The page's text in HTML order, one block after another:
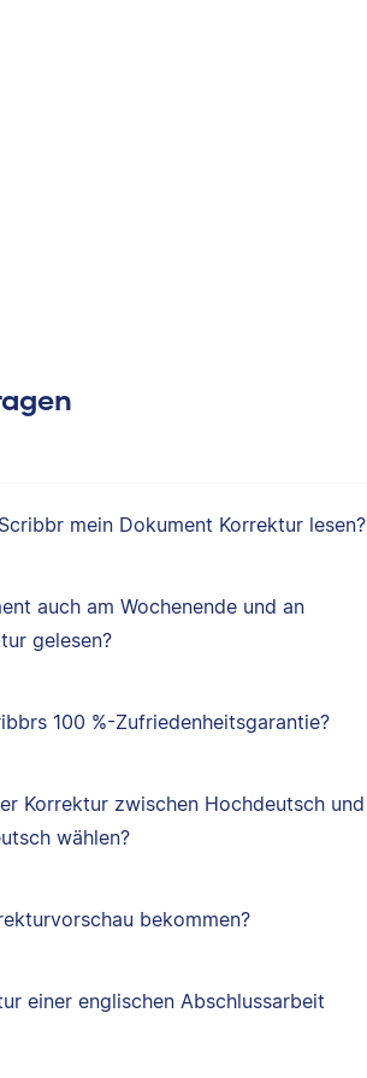
mein Dokument Korrektur lesen?
auch am Wochenende und an
gelesen?
100 %-Zufriedenheitsgarantie?
Korrektur zwischen Hochdeutsch und
wählen?
bekommen?
einer englischen Abschlussarbeit